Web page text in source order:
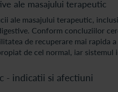
ale masajului terapeutic
ale masajului terapeutic,
Conform concluziilor
de recuperare mai rapida
de cel normal, iar
- indicatii si afectiuni